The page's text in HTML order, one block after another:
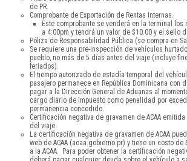
de PR.
Comprobante de Exportación de Rentas Internas.
Este comprobante se venderá en la terminal los
a 4:00pm y tendrá un valor de $10.00 y el sello
Póliza de Responsabilidad Pública (se compra en
Se requiere una pre-inspección de vehículos
pueblo, no más de 5 días antes del viaje (incluye
feriados).
El tiempo autorizado de estadía temporal del
pasajero permanece en República Dominicana con
pagar a la Dirección General de Aduanas al
cargo diario de impuesto como penalidad por
permanencia concedido.
Certificación negativa de gravamen de ACAA
del viaje.
La certificación negativa de gravamen de ACAA
web de ACAA (acaa.gobierno.pr) y tiene un costo
a la ACAA. Para poder obtener la certificación